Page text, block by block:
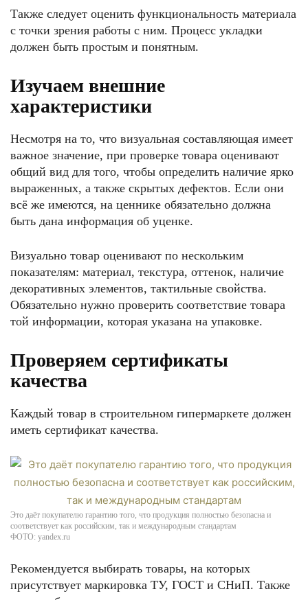
Также следует оценить функциональность материала
с точки зрения работы с ним. Процесс укладки
должен быть простым и понятным.
Изучаем внешние
характеристики
Несмотря на то, что визуальная составляющая имеет
важное значение, при проверке товара оценивают
общий вид для того, чтобы определить наличие ярко
выраженных, а также скрытых дефектов. Если они
всё же имеются, на ценнике обязательно должна
быть дана информация об уценке.
Визуально товар оценивают по нескольким
показателям: материал, текстура, оттенок, наличие
декоративных элементов, тактильные свойства.
Обязательно нужно проверить соответствие товара
той информации, которая указана на упаковке.
Проверяем сертификаты
качества
Каждый товар в строительном гипермаркете должен
иметь сертификат качества.
Это даёт покупателю гарантию того, что продукция полностью безопасна и
соответствует как российским, так и международным стандартам
ФОТО: yandex.ru
Рекомендуется выбирать товары, на которых
присутствует маркировка ТУ, ГОСТ и СНиП. Также